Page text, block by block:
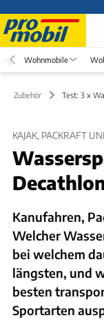
Wohnmobile
Zubehör Test: 3 x
KAJAK, PACKRAFT
Kanufahren,
Welcher
bei welchem
längsten, und
besten
Sportarten